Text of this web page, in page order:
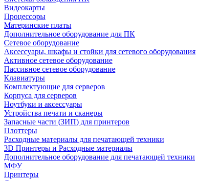
Видеокарты
Процессоры
Материнские платы
Дополнительное оборудование для ПК
Сетевое оборудование
Аксессуары, шкафы и стойки для сетевого оборудования
Активное сетевое оборудование
Пассивное сетевое оборудование
Клавиатуры
Комплектующие для серверов
Корпуса для серверов
Ноутбуки и аксессуары
Устройства печати и сканеры
Запасные части (ЗИП) для принтеров
Плоттеры
Расходные материалы для печатающей техники
3D Принтеры и Расходные материалы
Дополнительное оборудование для печатающей техники
МФУ
Принтеры